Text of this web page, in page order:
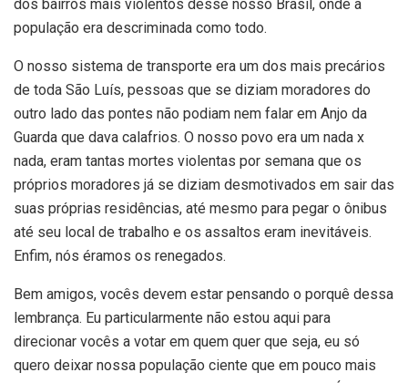
dos bairros mais violentos desse nosso Brasil, onde a
população era descriminada como todo.
O nosso sistema de transporte era um dos mais precários
de toda São Luís, pessoas que se diziam moradores do
outro lado das pontes não podiam nem falar em Anjo da
Guarda que dava calafrios. O nosso povo era um nada x
nada, eram tantas mortes violentas por semana que os
próprios moradores já se diziam desmotivados em sair das
suas próprias residências, até mesmo para pegar o ônibus
até seu local de trabalho e os assaltos eram inevitáveis.
Enfim, nós éramos os renegados.
Bem amigos, vocês devem estar pensando o porquê dessa
lembrança. Eu particularmente não estou aqui para
direcionar vocês a votar em quem quer que seja, eu só
quero deixar nossa população ciente que em pouco mais